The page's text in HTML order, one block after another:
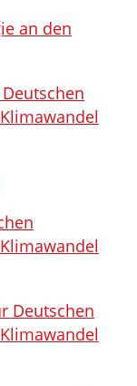
an den
Deutschen